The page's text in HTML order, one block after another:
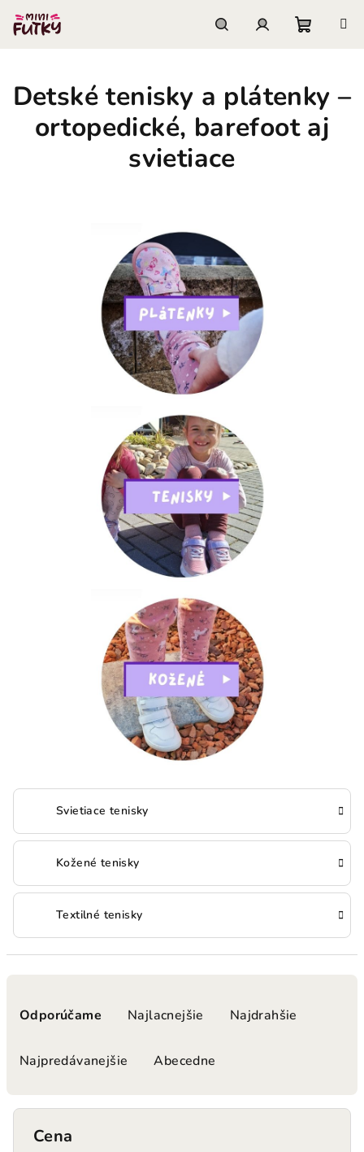
obsah
košík
Detské tenisky a plátenky –
ortopedické, barefoot aj
svietiace
Svietiace tenisky
Kožené tenisky
Textilné tenisky
Odporúčame Najlacnejšie Najdrahšie
Najpredávanejšie Abecedne
Cena